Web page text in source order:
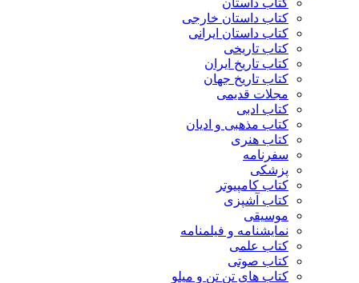
کتاب داستان
کتاب داستان خارجی
کتاب داستان ایرانی
کتاب تاریخی
کتاب تاریخ ایران
کتاب تاریخ جهان
مجلات قدیمی
کتاب ادبی
کتاب مذهبی و ادیان
کتاب هنری
سفرنامه
پزشکی
کتاب کامپیوتر
کتاب آشپزی
موسیقی
نمایشنامه و فیلمنامه
کتاب علمی
کتاب صوتی
کتاب های تن تن و میلو